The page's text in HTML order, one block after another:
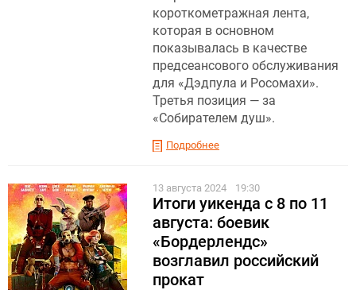
короткометражная лента,
которая в основном
показывалась в качестве
предсеансового обслуживания
для «Дэдпула и Росомахи».
Третья позиция — за
«Собирателем душ».
Подробнее
13 августа 2024 19:30
Итоги уикенда с 8 по 11
августа: боевик
«Бордерлендс»
возглавил российский
прокат